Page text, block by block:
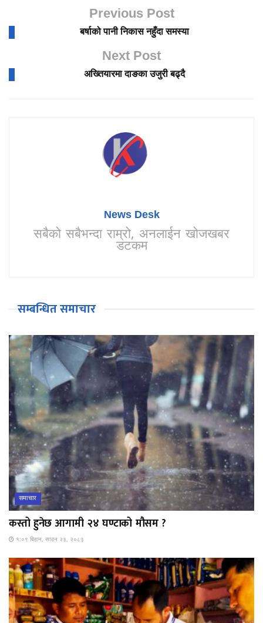
Previous Post
बर्षाको पानी निकास नहुँदा समस्या
Next Post
अख्तियारमा दाङका उजुरी बढ्दै
News Desk
सबैको सबैभन्दा राम्रो, अनलाईन खोजखबर
डटकम
सम्बन्धित समाचार
समाचार
कस्तो हुनेछ आगामी २४ घण्टाको मौसम ?
१:०९ बिहान, साउन २३, २०८३